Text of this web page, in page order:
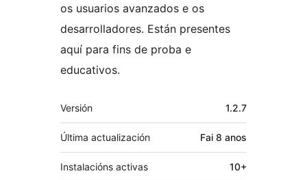
os usuarios avanzados e os
desarrolladores. Están presentes
aquí para fins de proba e
educativos.
Meta
Versión 1.2.7
Última actualización Fai 8 anos
Instalacións activas 10+